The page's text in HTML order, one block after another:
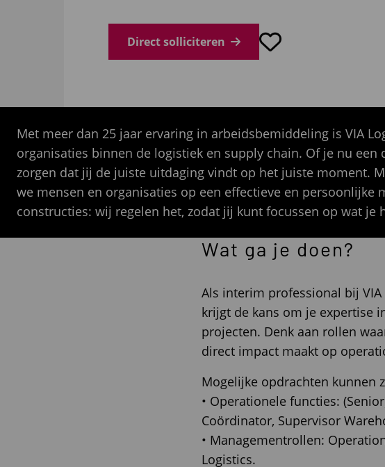
Direct solliciteren
Met meer dan 25 jaar ervaring in arbeidsbemiddeling is VIA
organisaties binnen de logistiek en supply chain. Of je nu
zorgen dat jij de juiste uitdaging vindt op het juiste moment.
we mensen en organisaties op een effectieve en
constructies: wij regelen het, zodat jij kunt focussen op wat je
Wat ga je doen?
Als interim professional bij
krijgt de kans om je expertise
projecten. Denk aan rollen
direct impact maakt op
Mogelijke opdrachten kunnen
• Operationele functies:
Coördinator, Supervisor
• Managementrollen:
Logistics.